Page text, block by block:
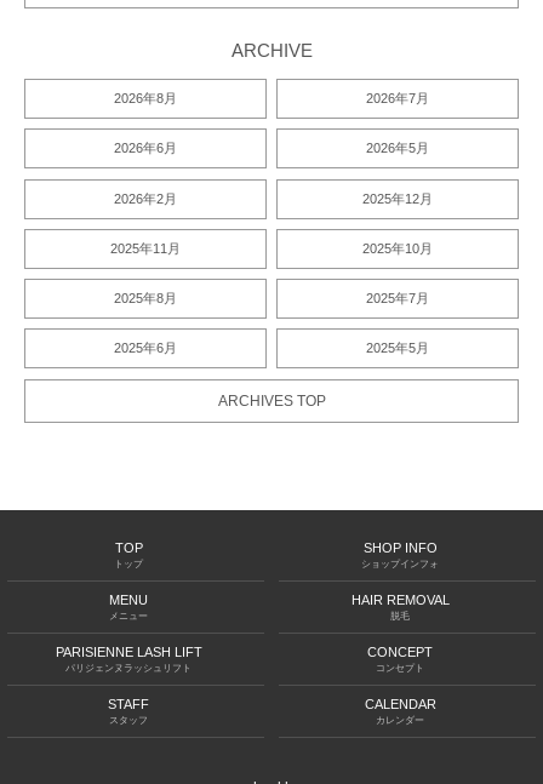
ARCHIVE
2026年8月 2026年7月
2026年6月 2026年5月
2026年2月 2025年12月
2025年11月 2025年10月
2025年8月 2025年7月
2025年6月 2025年5月
ARCHIVES TOP
TOP
トップ
SHOP INFO
ショップインフォ
MENU
メニュー
HAIR REMOVAL
脱毛
PARISIENNE LASH LIFT
パリジェンヌラッシュリフト
CONCEPT
コンセプト
STAFF
スタッフ
CALENDAR
カレンダー